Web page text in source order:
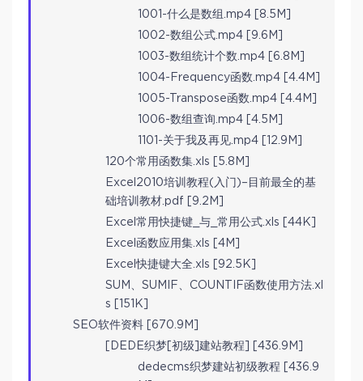
1001-什么是数组.mp4 [8.5M]
1002-数组公式.mp4 [9.6M]
1003-数组统计个数.mp4 [6.8M]
1004-Frequency函数.mp4 [4.4M]
1005-Transpose函数.mp4 [4.4M]
1006-数组查询.mp4 [4.5M]
1101-关于我及再见.mp4 [12.9M]
120个常用函数集.xls [5.8M]
Excel2010培训教程(入门)–目前最全的基
础培训教材.pdf [9.2M]
Excel常用快捷键_与_常用公式.xls [44K]
Excel函数应用集.xls [4M]
Excel快捷键大全.xls [92.5K]
SUM、SUMIF、COUNTIF函数使用方法.xl
s [151K]
SEO软件资料 [670.9M]
[DEDE织梦[初级]建站教程] [436.9M]
dedecms织梦建站初级教程 [436.9